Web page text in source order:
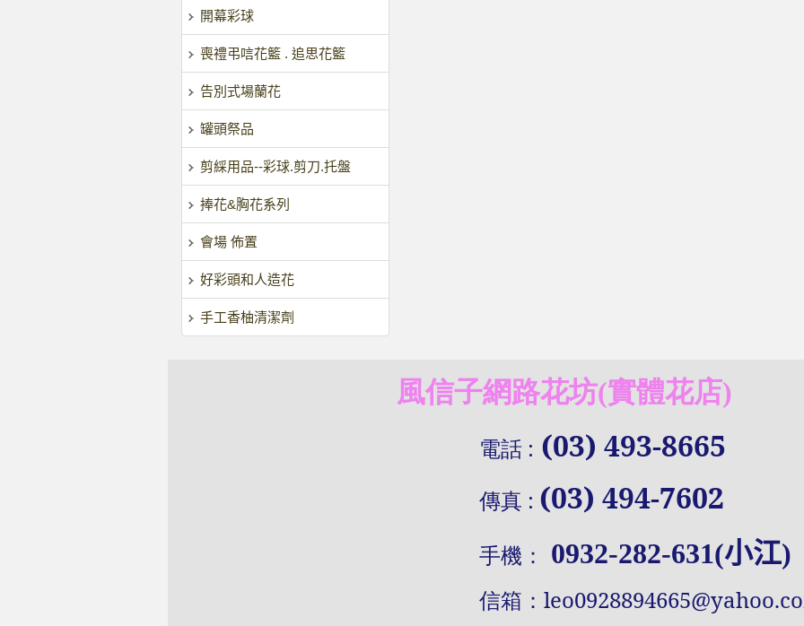
開幕彩球
喪禮弔唁花籃 . 追思花籃
告別式場蘭花
罐頭祭品
剪綵用品--彩球.剪刀.托盤
捧花&胸花系列
會場 佈置
好彩頭和人造花
手工香柚清潔劑
風信子網路花坊(實體花店)
電話 : (03) 493-8665
傳真 : (03) 494-7602
手機： 0932-282-631(小江)
信箱：